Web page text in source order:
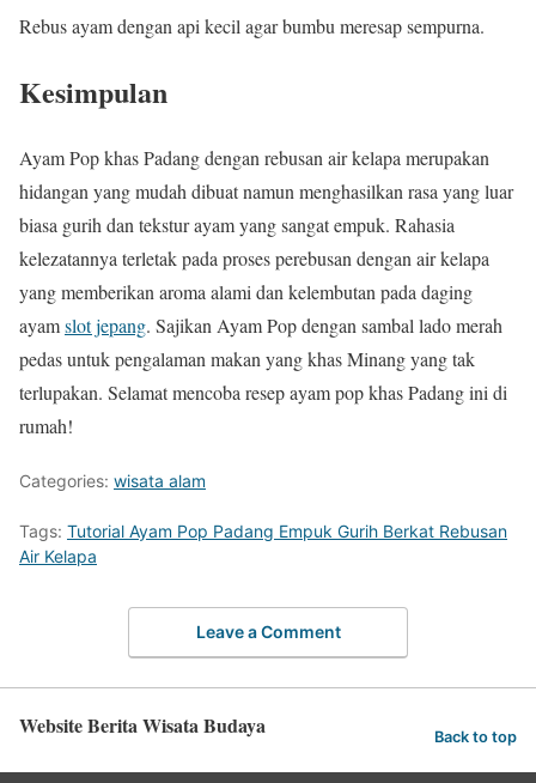
Rebus ayam dengan api kecil agar bumbu meresap sempurna.
Kesimpulan
Ayam Pop khas Padang dengan rebusan air kelapa merupakan
hidangan yang mudah dibuat namun menghasilkan rasa yang luar
biasa gurih dan tekstur ayam yang sangat empuk. Rahasia
kelezatannya terletak pada proses perebusan dengan air kelapa
yang memberikan aroma alami dan kelembutan pada daging
ayamslot jepang. Sajikan Ayam Pop dengan sambal lado merah
pedas untuk pengalaman makan yang khas Minang yang tak
terlupakan. Selamat mencoba resep ayam pop khas Padang ini di
rumah!
Categories: wisata alam
Tags: Tutorial Ayam Pop Padang Empuk Gurih Berkat Rebusan
Air Kelapa
Leave a Comment
Website Berita Wisata Budaya Back to top